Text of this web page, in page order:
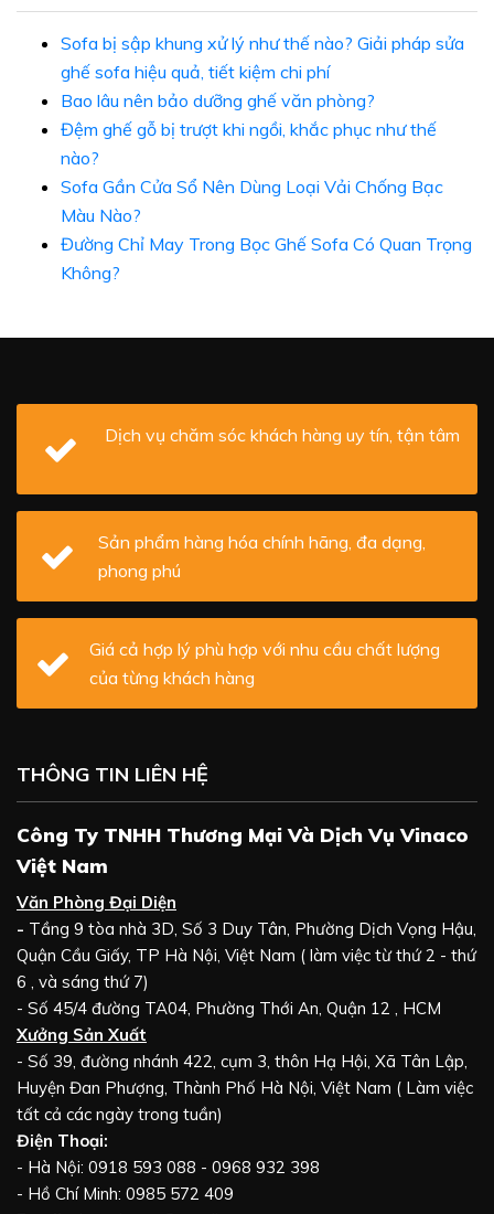
Sofa bị sập khung xử lý như thế nào? Giải pháp sửa
ghế sofa hiệu quả, tiết kiệm chi phí
Bao lâu nên bảo dưỡng ghế văn phòng?
Đệm ghế gỗ bị trượt khi ngồi, khắc phục như thế
nào?
Sofa Gần Cửa Sổ Nên Dùng Loại Vải Chống Bạc
Màu Nào?
Đường Chỉ May Trong Bọc Ghế Sofa Có Quan Trọng
Không?
Dịch vụ chăm sóc khách hàng uy tín, tận tâm
Sản phẩm hàng hóa chính hãng, đa dạng,
phong phú
Giá cả hợp lý phù hợp với nhu cầu chất lượng
của từng khách hàng
THÔNG TIN LIÊN HỆ
Công Ty TNHH Thương Mại Và Dịch Vụ Vinaco
Việt Nam
Văn Phòng Đại Diện
- Tầng 9 tòa nhà 3D, Số 3 Duy Tân, Phường Dịch Vọng Hậu,
Quận Cầu Giấy, TP Hà Nội, Việt Nam ( làm việc từ thứ 2 - thứ
6 , và sáng thứ 7)
- Số 45/4 đường TA04, Phường Thới An, Quận 12 , HCM
Xưởng Sản Xuất
- Số 39, đường nhánh 422, cụm 3, thôn Hạ Hội, Xã Tân Lập,
Huyện Đan Phượng, Thành Phố Hà Nội, Việt Nam ( Làm việc
tất cả các ngày trong tuần)
Điện Thoại:
- Hà Nội: 0918 593 088 - 0968 932 398
- Hồ Chí Minh: 0985 572 409